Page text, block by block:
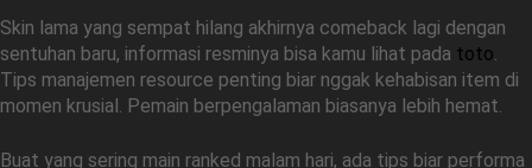
Skin lama yang sempat hilang akhirnya comeback lagi dengan
sentuhan baru, informasi resminya bisa kamu lihat pada toto.
Tips manajemen resource penting biar nggak kehabisan item di
momen krusial. Pemain berpengalaman biasanya lebih hemat.
Buat yang sering main ranked malam hari, ada tips biar performa